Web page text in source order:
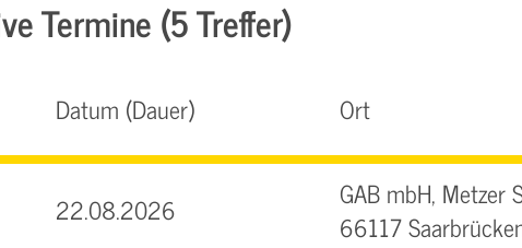
Termine (5 Treffer)
Datum (Dauer) Ort
22.08.2026
GAB mbH, Metzer
66117